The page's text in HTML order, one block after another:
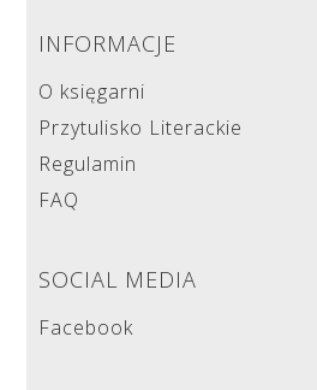
INFORMACJE
O księgarni
Przytulisko Literackie
Regulamin
FAQ
SOCIAL MEDIA
Facebook